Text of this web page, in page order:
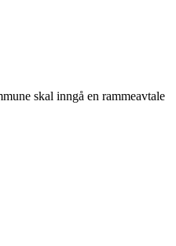
skal inngå en rammeavtale